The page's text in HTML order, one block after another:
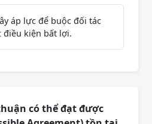
áp lực để buộc đối tác
điều kiện bất lợi.
có thể đạt được